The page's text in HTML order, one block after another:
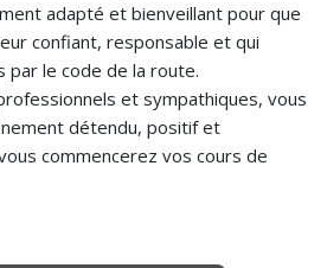
adapté et bienveillant pour que
confiant, responsable et qui
le code de la route.
et sympathiques, vous
détendu, positif et
commencerez vos cours de